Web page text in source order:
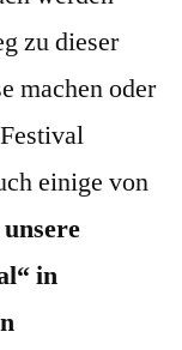
zu dieser
machen oder
einige von
in